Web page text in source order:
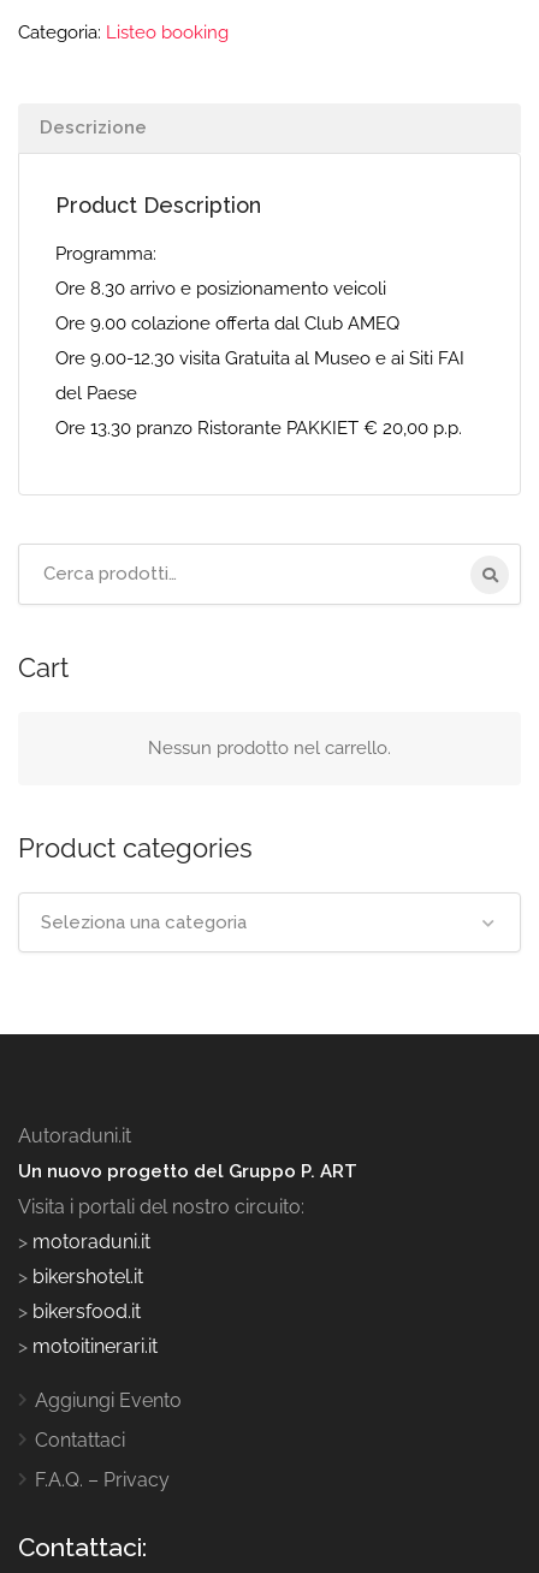
Categoria: Listeo booking
Descrizione
Product Description
Programma:
Ore 8.30 arrivo e posizionamento veicoli
Ore 9.00 colazione offerta dal Club AMEQ
Ore 9.00-12.30 visita Gratuita al Museo e ai Siti FAI
del Paese
Ore 13.30 pranzo Ristorante PAKKIET € 20,00 p.p.
Cart
Nessun prodotto nel carrello.
Product categories
Seleziona una categoria
Autoraduni.it
Un nuovo progetto del Gruppo P. ART
Visita i portali del nostro circuito:
> motoraduni.it
> bikershotel.it
> bikersfood.it
> motoitinerari.it
Aggiungi Evento
Contattaci
F.A.Q. – Privacy
Contattaci: